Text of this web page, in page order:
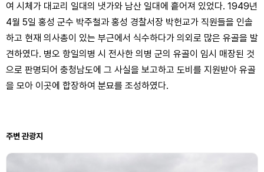
여 시체가 대교리 일대의 냇가와 남산 일대에 흩어져 있었다. 1949년
4월 5일 홍성 군수 박주철과 홍성 경찰서장 박헌교가 직원들을 인솔
하고 현재 의사총이 있는 부근에서 식수하다가 의외로 많은 유골을 발
견하였다. 병오 항일의병 시 전사한 의병 군의 유골이 임시 매장된 것
으로 판명되어 충청남도에 그 사실을 보고하고 도비를 지원받아 유골
을 모아 이곳에 합장하여 분묘를 조성하였다.
주변 관광지